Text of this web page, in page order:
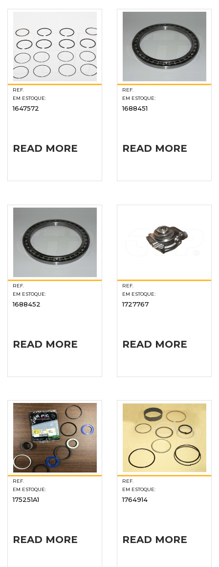
REF.
EM ESTOQUE:
1647572
READ MORE
REF.
EM ESTOQUE:
1688451
READ MORE
REF.
EM ESTOQUE:
1688452
READ MORE
REF.
EM ESTOQUE:
1727767
READ MORE
REF.
EM ESTOQUE:
175251A1
READ MORE
REF.
EM ESTOQUE:
1764914
READ MORE